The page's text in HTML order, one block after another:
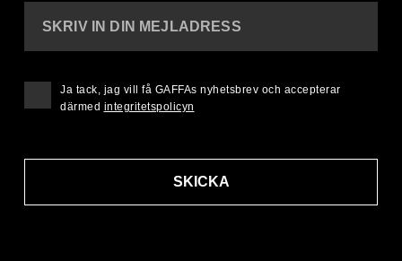
SKRIV IN DIN MEJLADRESS
SKICKA
Ja tack, jag vill få GAFFAs nyhetsbrev och accepterar
därmed integritetspolicyn